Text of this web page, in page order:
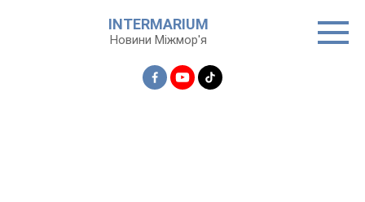
INTERMARIUM
Новини Міжмор'я